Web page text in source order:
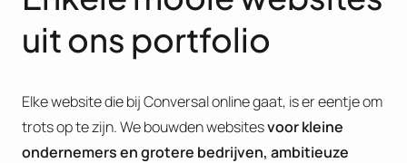
uit ons portfolio
Elke website die bij Conversal online gaat, is er eentje om
trots op te zijn. We bouwden websitesvoor kleine
ondernemers en grotere bedrijven, ambitieuze